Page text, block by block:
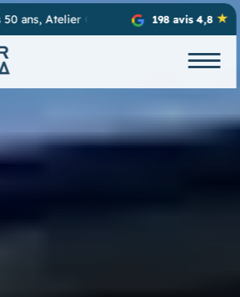
installe vos projets d’enseignes198 avis 4,8